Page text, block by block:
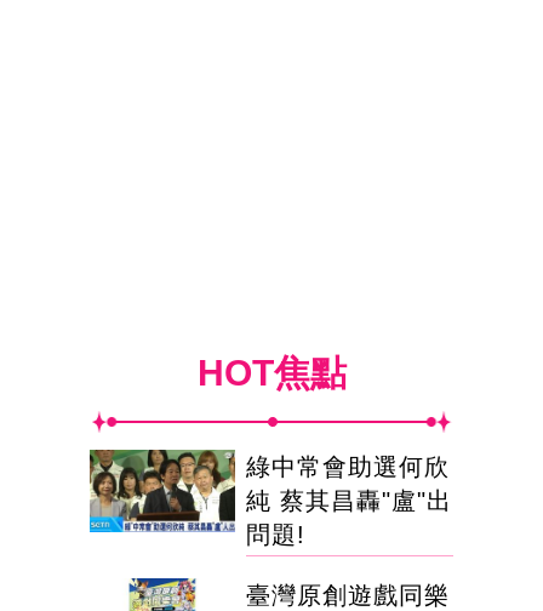
HOT焦點
綠中常會助選何欣
純 蔡其昌轟"盧"出
問題!
臺灣原創遊戲同樂